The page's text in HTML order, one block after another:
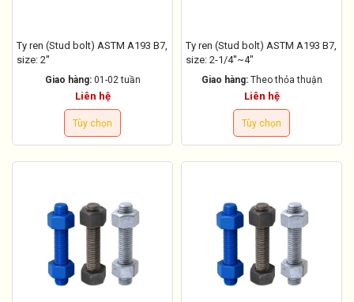
Ty ren (Stud bolt) ASTM A193 B7,
size: 2''
Giao hàng: 01-02 tuần
Liên hệ
Tùy chọn
Ty ren (Stud bolt) ASTM A193 B7,
size: 2-1/4''~4"
Giao hàng: Theo thỏa thuận
Liên hệ
Tùy chọn